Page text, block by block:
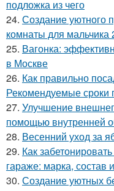
подложка из чего
24. Создание уютного
комнаты для мальчика
25. Вагонка:
в Москве
26. Как правильно
Рекомендуемые сроки
27. Улучшение
помощью внутренней
28. Весенний уход за
29. Как
гараже: марка, состав
30. Создание уютных